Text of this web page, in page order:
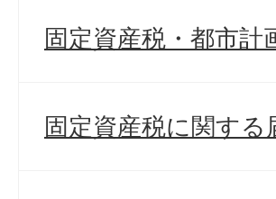
固定資産税・都市計
固定資産税に関する